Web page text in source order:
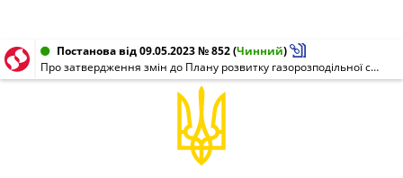
Постанова від 09.05.2023 № 852(Чинний)
Про затвердження змін до Плану розвитку газорозподільної системи на 2023 - 2032 роки газорозподільного підприємства АТ "ВІННИЦЯГАЗ"